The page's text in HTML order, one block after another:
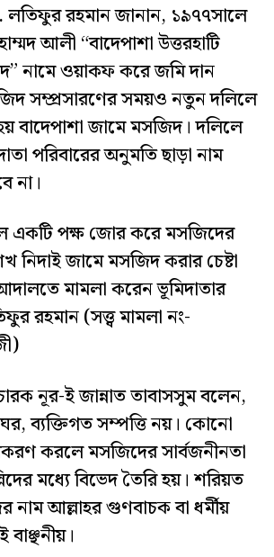
লতিফুর রহমান জানান, ১৯৭৭সালে
আলী “বাদেপাশা উত্তরহাটি
নামে ওয়াকফ করে জমি দান
সম্প্রসারণের সময়ও নতুন দলিলে
বাদেপাশা জামে মসজিদ। দলিলে
পরিবারের অনুমতি ছাড়া নাম
না।
একটি পক্ষ জোর করে মসজিদের
নিদাই জামে মসজিদ করার চেষ্টা
মামলা করেন ভূমিদাতার
রহমান (সত্ত্ব মামলা নং-
নূর-ই জান্নাত তাবাসসুম বলেন,
ব্যক্তিগত সম্পত্তি নয়। কোনো
করলে মসজিদের সার্বজনীনতা
মধ্যে বিভেদ তৈরি হয়। শরিয়ত
নাম আল্লাহর গুণবাচক বা ধর্মীয়
বাঞ্ছনীয়।